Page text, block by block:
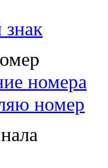
номера
номер